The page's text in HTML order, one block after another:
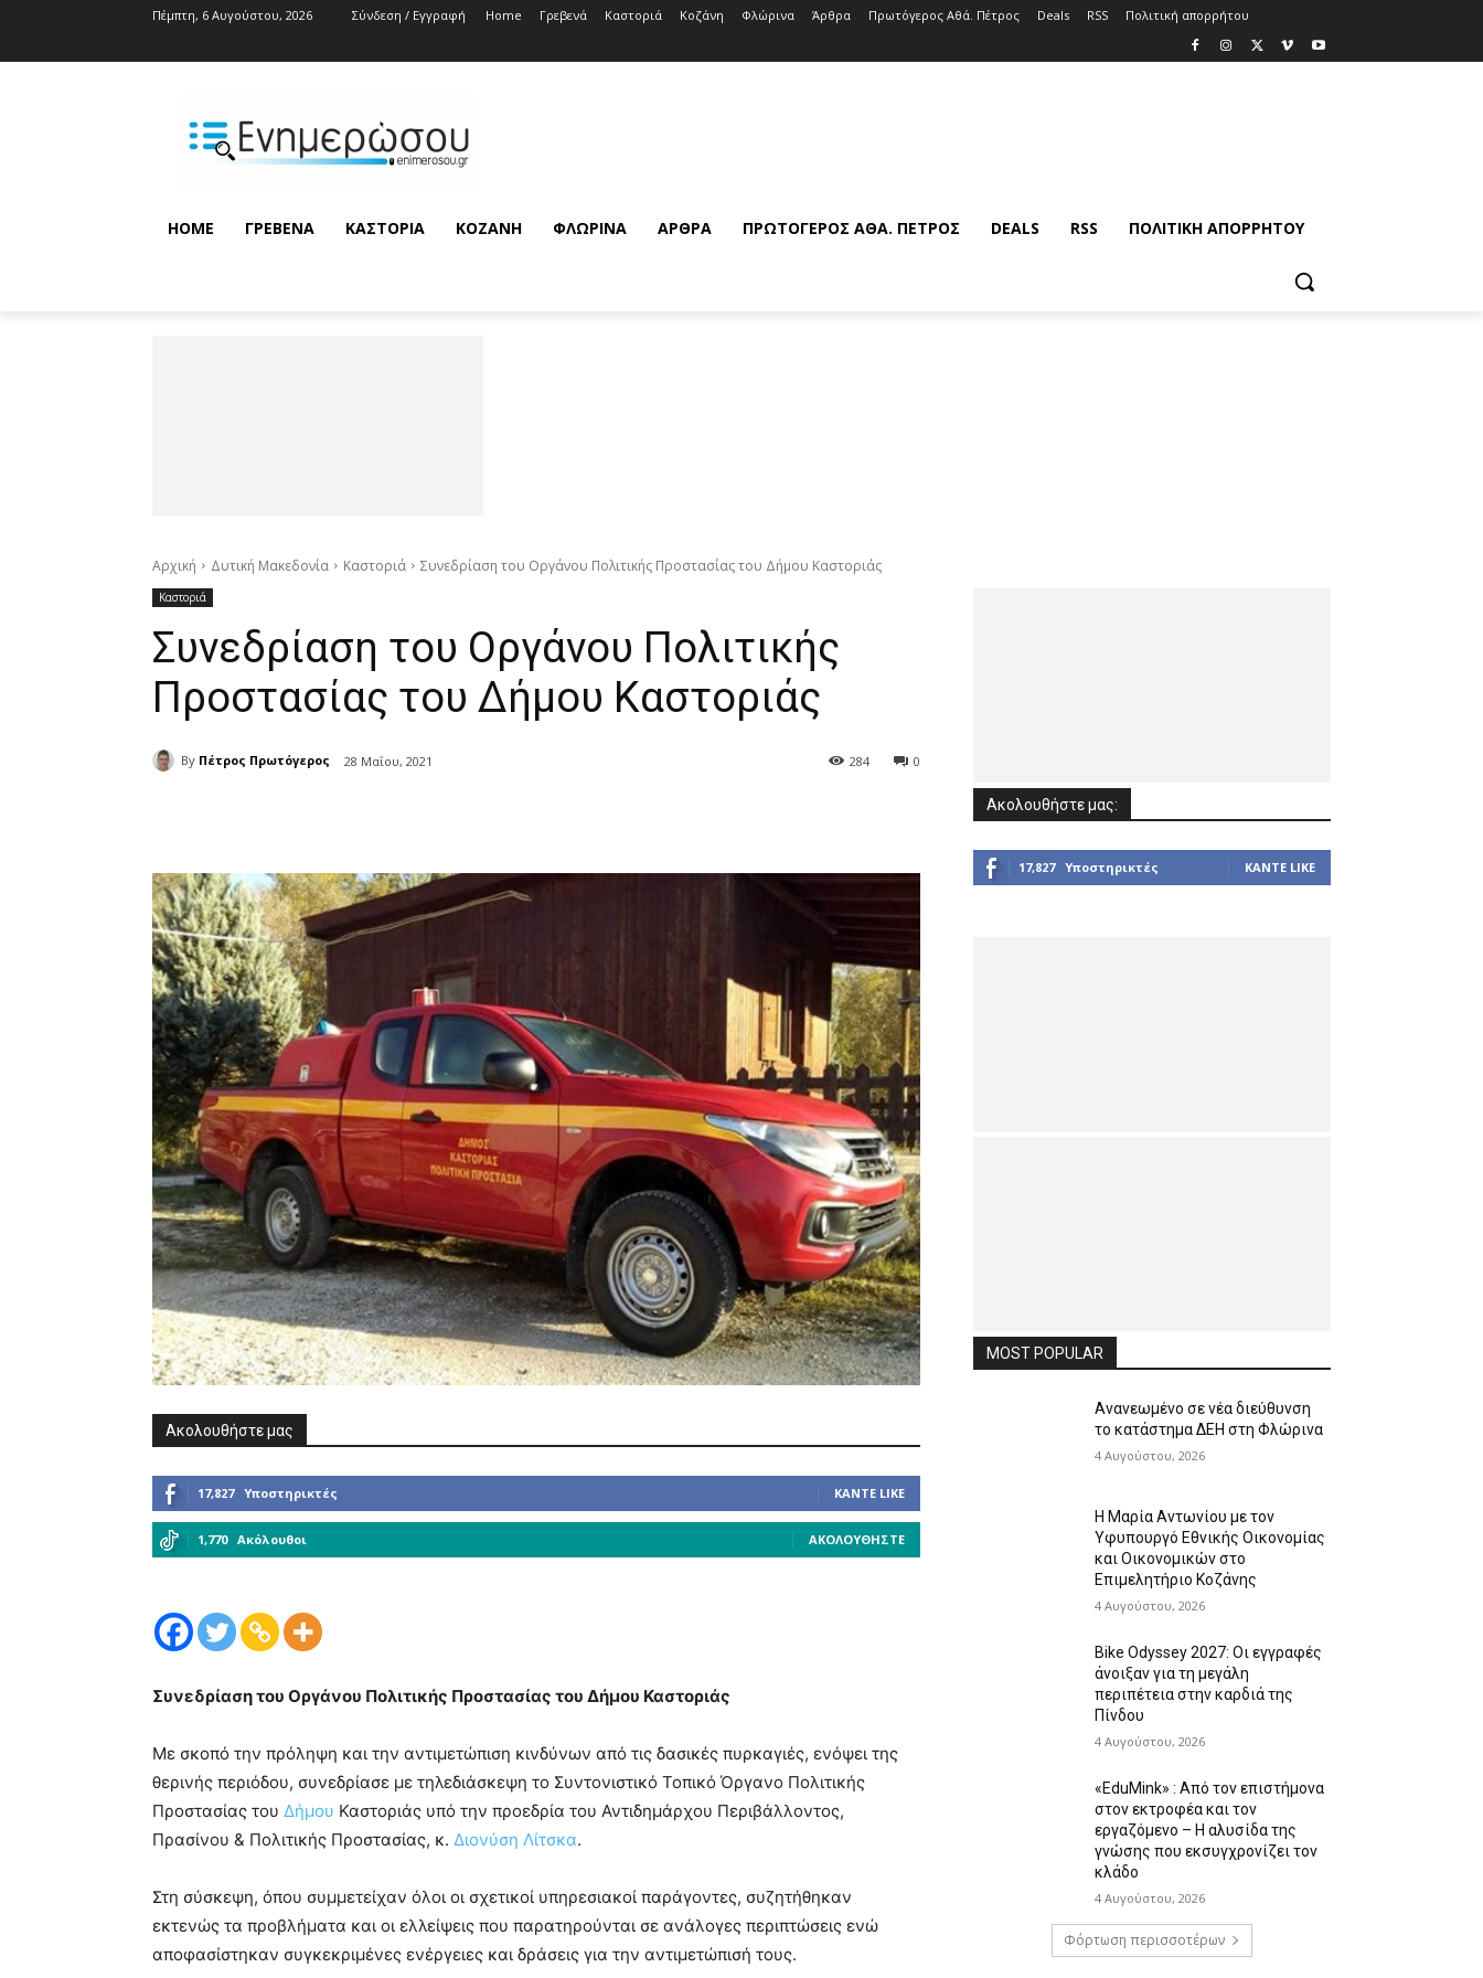
Πέμπτη, 6 Αυγούστου, 2026 Σύνδεση / Εγγραφή Home Γρεβενά Καστοριά Κοζάνη Φλώρινα Άρθρα Πρωτόγερος Αθά. Πέτρος Deals RSS Πολιτική απορρήτου
HOME ΓΡΕΒΕΝΆ ΚΑΣΤΟΡΙΆ ΚΟΖΆΝΗ ΦΛΏΡΙΝΑ ΆΡΘΡΑ ΠΡΩΤΌΓΕΡΟΣ ΑΘΆ. ΠΈΤΡΟΣ DEALS RSS ΠΟΛΙΤΙΚΉ ΑΠΟΡΡΉΤΟΥ
Αρχική Δυτική Μακεδονία Καστοριά Συνεδρίαση του Οργάνου Πολιτικής Προστασίας του Δήμου Καστοριάς
Καστοριά
Συνεδρίαση του Οργάνου Πολιτικής
Προστασίας του Δήμου Καστοριάς
By Πέτρος Πρωτόγερος 28 Μαΐου, 2021 0
284
Ακολουθήστε μας
17,827 Υποστηρικτές ΚΆΝΤΕ LIKE
1,770 Ακόλουθοι ΑΚΟΛΟΥΘΉΣΤΕ
Συνεδρίαση του Οργάνου Πολιτικής Προστασίας του Δήμου Καστοριάς
Με σκοπό την πρόληψη και την αντιμετώπιση κινδύνων από τις δασικές πυρκαγιές, ενόψει της
θερινής περιόδου, συνεδρίασε με τηλεδιάσκεψη το Συντονιστικό Τοπικό Όργανο Πολιτικής
Προστασίας του Δήμου Καστοριάς υπό την προεδρία του Αντιδημάρχου Περιβάλλοντος,
Πρασίνου & Πολιτικής Προστασίας, κ. Διονύση Λίτσκα.
Στη σύσκεψη, όπου συμμετείχαν όλοι οι σχετικοί υπηρεσιακοί παράγοντες, συζητήθηκαν
εκτενώς τα προβλήματα και οι ελλείψεις που παρατηρούνται σε ανάλογες περιπτώσεις ενώ
αποφασίστηκαν συγκεκριμένες ενέργειες και δράσεις για την αντιμετώπισή τους.
Ακολουθήστε μας:
17,827 Υποστηρικτές ΚΆΝΤΕ LIKE
MOST POPULAR
Ανανεωμένο σε νέα διεύθυνση
το κατάστημα ΔΕΗ στη Φλώρινα
4 Αυγούστου, 2026
Η Μαρία Αντωνίου με τον
Υφυπουργό Εθνικής Οικονομίας
και Οικονομικών στο
Επιμελητήριο Κοζάνης
4 Αυγούστου, 2026
Bike Odyssey 2027: Οι εγγραφές
άνοιξαν για τη μεγάλη
περιπέτεια στην καρδιά της
Πίνδου
4 Αυγούστου, 2026
«EduMink» : Από τον επιστήμονα
στον εκτροφέα και τον
εργαζόμενο – Η αλυσίδα της
γνώσης που εκσυγχρονίζει τον
κλάδο
4 Αυγούστου, 2026
Φόρτωση περισσοτέρων